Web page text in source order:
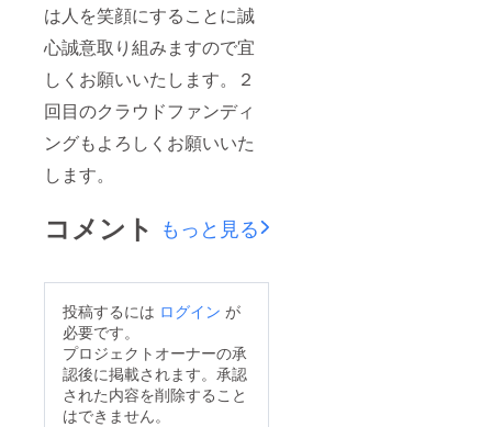
は人を笑顔にすることに誠
心誠意取り組みますので宜
しくお願いいたします。２
回目のクラウドファンディ
ングもよろしくお願いいた
します。
コメント もっと見る
投稿するには ログイン が
必要です。
プロジェクトオーナーの承
認後に掲載されます。承認
された内容を削除すること
はできません。